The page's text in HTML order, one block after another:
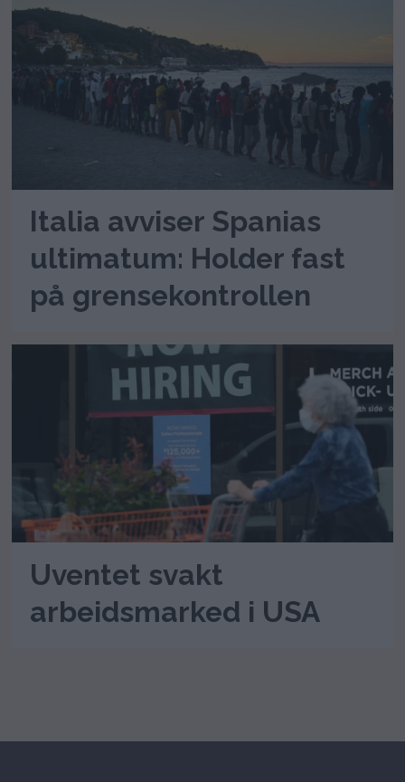
Italia avviser Spanias
ultimatum: Holder fast
på grensekontrollen
Uventet svakt
arbeidsmarked i USA